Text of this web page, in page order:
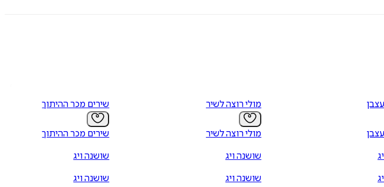
מולי רוצה לשיר
מולי רוצה לשיר
שושנה ויג
שושנה ויג
שירים מכר ההיתוך
שירים מכר ההיתוך
שושנה ויג
שושנה ויג